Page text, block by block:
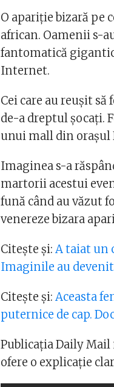
O apariție bizară pe
african. Oamenii s-
fantomatică
Internet.
Cei care au reușit
de-a dreptul șocați.
unui mall din orașul
Imaginea s-a
martorii acestui
fună când au văzut
venereze bizara
Citește și:A taiat un
Imaginile au
Citește și:Aceasta
puternice de cap.
Publicația Daily
ofere o explicație